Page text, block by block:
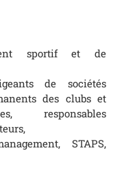
sportif et de
de sociétés
des clubs et
responsables
STAPS,